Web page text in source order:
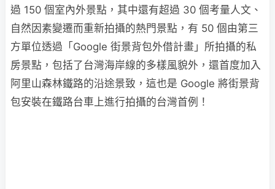
過 150 個室內外景點，其中還有超過 30 個考量人文、
自然因素變遷而重新拍攝的熱門景點，有 50 個由第三
方單位透過「Google 街景背包外借計畫」所拍攝的私
房景點，包括了台灣海岸線的多樣風貌外，還首度加入
阿里山森林鐵路的沿途景致，這也是 Google 將街景背
包安裝在鐵路台車上進行拍攝的台灣首例！